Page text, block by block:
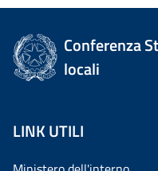
Conferenza
locali
LINK UTILI